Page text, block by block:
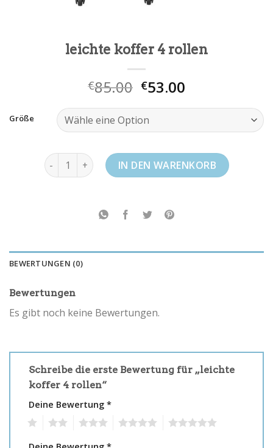
leichte koffer 4 rollen
€85.00 €53.00
Größe
leichte koffer 4 rollen MengeIN DEN WARENKORB
BEWERTUNGEN (0)
Bewertungen
Es gibt noch keine Bewertungen.
Schreibe die erste Bewertung für „leichte
koffer 4 rollen“
Deine Bewertung *